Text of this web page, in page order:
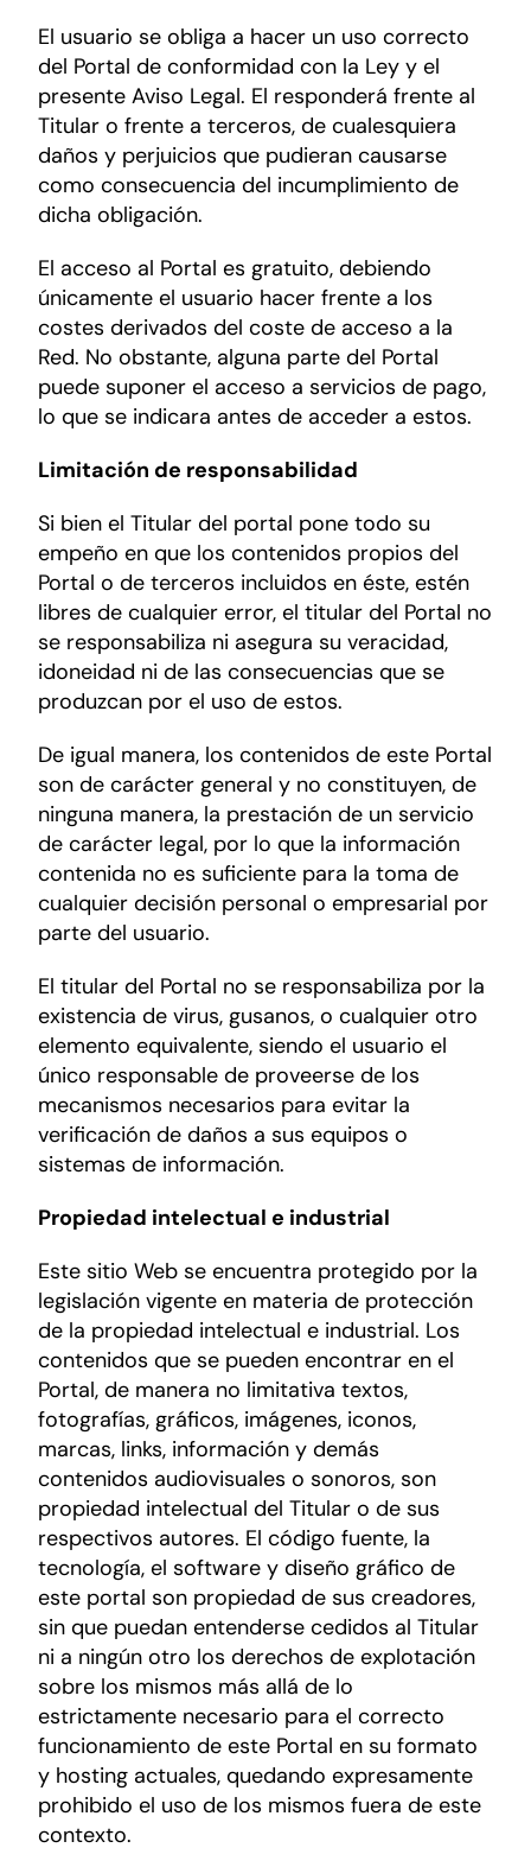
El usuario se obliga a hacer un uso correcto
del Portal de conformidad con la Ley y el
presente Aviso Legal. El responderá frente al
Titular o frente a terceros, de cualesquiera
daños y perjuicios que pudieran causarse
como consecuencia del incumplimiento de
dicha obligación.
El acceso al Portal es gratuito, debiendo
únicamente el usuario hacer frente a los
costes derivados del coste de acceso a la
Red. No obstante, alguna parte del Portal
puede suponer el acceso a servicios de pago,
lo que se indicara antes de acceder a estos.
Limitación de responsabilidad
Si bien el Titular del portal pone todo su
empeño en que los contenidos propios del
Portal o de terceros incluidos en éste, estén
libres de cualquier error, el titular del Portal no
se responsabiliza ni asegura su veracidad,
idoneidad ni de las consecuencias que se
produzcan por el uso de estos.
De igual manera, los contenidos de este Portal
son de carácter general y no constituyen, de
ninguna manera, la prestación de un servicio
de carácter legal, por lo que la información
contenida no es suficiente para la toma de
cualquier decisión personal o empresarial por
parte del usuario.
El titular del Portal no se responsabiliza por la
existencia de virus, gusanos, o cualquier otro
elemento equivalente, siendo el usuario el
único responsable de proveerse de los
mecanismos necesarios para evitar la
verificación de daños a sus equipos o
sistemas de información.
Propiedad intelectual e industrial
Este sitio Web se encuentra protegido por la
legislación vigente en materia de protección
de la propiedad intelectual e industrial. Los
contenidos que se pueden encontrar en el
Portal, de manera no limitativa textos,
fotografías, gráficos, imágenes, iconos,
marcas, links, información y demás
contenidos audiovisuales o sonoros, son
propiedad intelectual del Titular o de sus
respectivos autores. El código fuente, la
tecnología, el software y diseño gráfico de
este portal son propiedad de sus creadores,
sin que puedan entenderse cedidos al Titular
ni a ningún otro los derechos de explotación
sobre los mismos más allá de lo
estrictamente necesario para el correcto
funcionamiento de este Portal en su formato
y hosting actuales, quedando expresamente
prohibido el uso de los mismos fuera de este
contexto.